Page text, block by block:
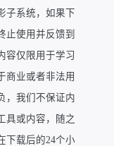
子系统，如果下
止使用并反馈到
容仅限用于学习
商业或者非法用
，我们不保证内
具或内容，随之
下载后的24个小